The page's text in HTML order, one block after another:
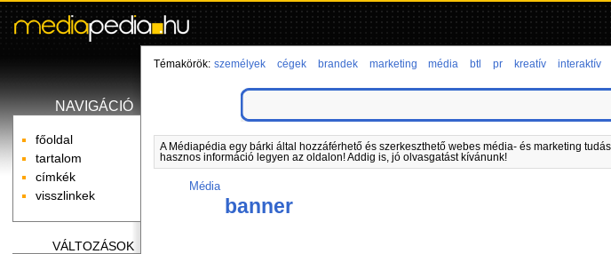
NAVIGÁCIÓ
főoldal
tartalom
címkék
visszlinkek
VÁLTOZÁSOK
Témakörök: személyek cégek brandek marketing média btl pr kreatív interaktív
A Médiapédia egy bárki által hozzáférhető és szerkeszthető webes média- és marketing
hasznos információ legyen az oldalon! Addig is, jó olvasgatást kívánunk!
Média
banner